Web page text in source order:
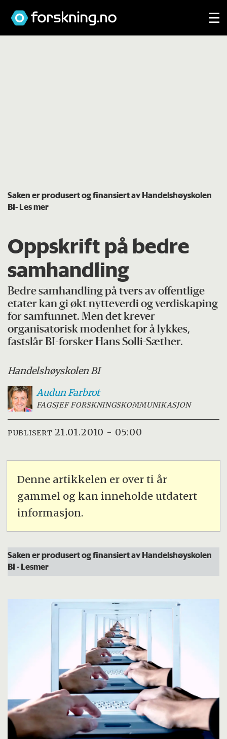
Saken er produsert og finansiert av Handelshøyskolen
BI- Les mer
Oppskrift på bedre
samhandling
Bedre samhandling på tvers av offentlige
etater kan gi økt nytteverdi og verdiskaping
for samfunnet. Men det krever
organisatorisk modenhet for å lykkes,
fastslår BI-forsker Hans Solli-Sæther.
Handelshøyskolen BI
Audun Farbrot
FAGSJEF FORSKNINGSKOMMUNIKASJON
PUBLISERT 21.01.2010 - 05:00
Denne artikkelen er over ti år
gammel og kan inneholde utdatert
informasjon.
Saken er produsert og finansiert av Handelshøyskolen
BI -Lesmer